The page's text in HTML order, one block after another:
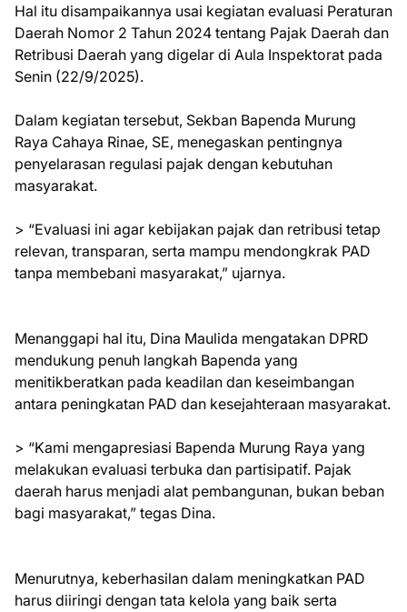
Hal itu disampaikannya usai kegiatan evaluasi Peraturan
Daerah Nomor 2 Tahun 2024 tentang Pajak Daerah dan
Retribusi Daerah yang digelar di Aula Inspektorat pada
Senin (22/9/2025).
Dalam kegiatan tersebut, Sekban Bapenda Murung
Raya Cahaya Rinae, SE, menegaskan pentingnya
penyelarasan regulasi pajak dengan kebutuhan
masyarakat.
> “Evaluasi ini agar kebijakan pajak dan retribusi tetap
relevan, transparan, serta mampu mendongkrak PAD
tanpa membebani masyarakat,” ujarnya.
Menanggapi hal itu, Dina Maulida mengatakan DPRD
mendukung penuh langkah Bapenda yang
menitikberatkan pada keadilan dan keseimbangan
antara peningkatan PAD dan kesejahteraan masyarakat.
> “Kami mengapresiasi Bapenda Murung Raya yang
melakukan evaluasi terbuka dan partisipatif. Pajak
daerah harus menjadi alat pembangunan, bukan beban
bagi masyarakat,” tegas Dina.
Menurutnya, keberhasilan dalam meningkatkan PAD
harus diiringi dengan tata kelola yang baik serta